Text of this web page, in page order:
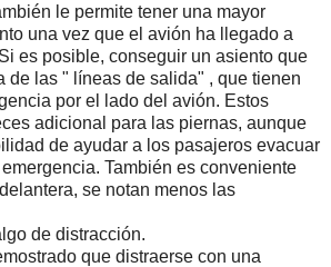
le permite tener una mayor
una vez que el avión ha llegado a
es posible, conseguir un asiento que
de las " líneas de salida" , que tienen
por el lado del avión. Estos
adicional para las piernas, aunque
de ayudar a los pasajeros evacuar
También es conveniente
se notan menos las
de distracción.
que distraerse con una